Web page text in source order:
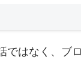
はなく、ブ